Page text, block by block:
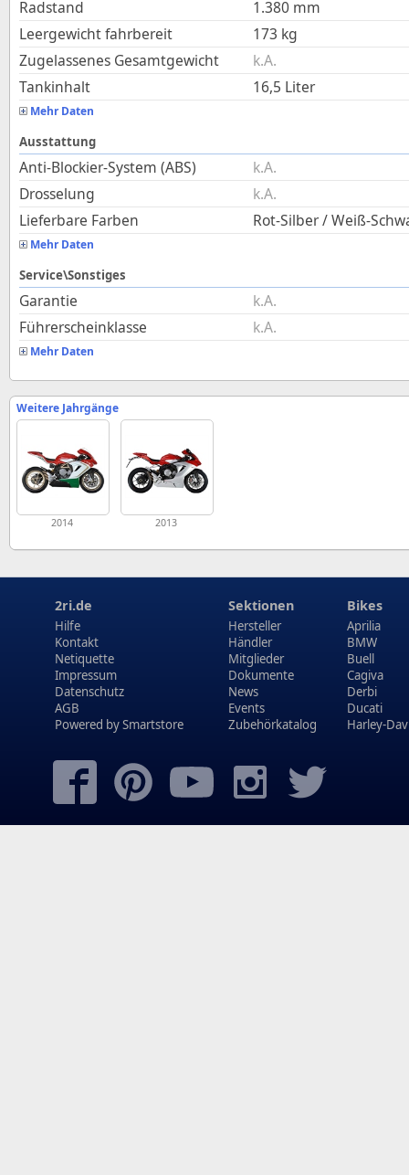
Radstand
1.380 mm
Leergewicht fahrbereit
173 kg
Zugelassenes Gesamtgewicht
k.A.
Tankinhalt
16,5 Liter
Mehr Daten
Ausstattung
Anti-Blockier-System (ABS)
k.A.
Drosselung
k.A.
Lieferbare Farben
Rot-Silber / Weiß-
Mehr Daten
Service\Sonstiges
Garantie
k.A.
Führerscheinklasse
k.A.
Mehr Daten
Weitere Jahrgänge
2014 2013
2ri.de
Hilfe
Kontakt
Netiquette
Impressum
Datenschutz
AGB
Powered bySmartstore
Sektionen
Hersteller
Händler
Mitglieder
Dokumente
News
Events
Zubehörkatalog
Bikes
Aprilia
BMW
Buell
Cagiva
Derbi
Ducati
Harley-